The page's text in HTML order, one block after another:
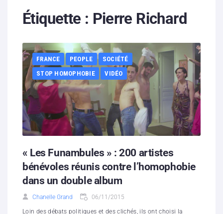
Contenus litigieux
Boutique
Partenaires
Contacts
Hébergement solidaire
Étiquette : Pierre Richard
FRANCE PEOPLE
SOCIÉTÉ
STOP HOMOPHOBIE
VIDÉO
« Les Funambules » : 200 artistes
bénévoles réunis contre l’homophobie
dans un double album
Chanelle Grand 06/11/2015
Loin des débats politiques et des clichés, ils ont choisi la